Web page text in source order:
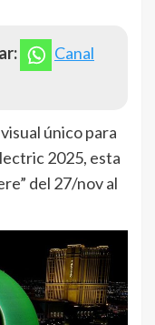
Canal
único para
2025, esta
del 27/nov al